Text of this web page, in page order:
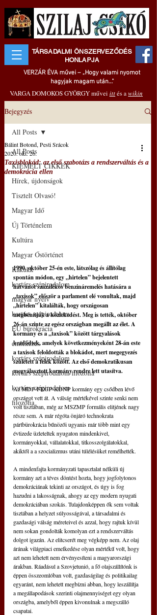
TÁRSADALMI ÖNSZERVEZŐDÉS
HONLAPJA
VERZÁR ÉVA művei – „Hogy valami nyomot
hagyjak magam után..."
VARGA DOMOKOS GYÖRGY művei ittés awikin
Bejegyzés
All Posts
KIEMELT CIKKEK
Hírek, újdonságok
Tisztelt Olvasó!
Magyar Idő
Új Történelem
Kultúra
Magyar Őstörténet
Kakukk
kortárs szépirodalom
magyar nyelv
kortárs szépirodalom
EU bürokrácia
emlékezés
kortárs szépirodalom
kortárs szépirodalom filozófia
kortárs szépirodalom
filozófia
All Posts
Taxisblokád: az első szabotázs a rendszerváltás és a
demokrácia ellen
Bálint Botond, Pesti Srácok
2020. okt. 26.
1990. október 25-én este, látszólag és állítólag
spontán módon, egy „hirtelen” bejelentett
hatvanöt százalékos benzináremelés hatására a
„taxisok” először a parlament elé vonultak, majd
„hirtelen” kitalálták, hogy országosan
megbénítják a közlekedést. Meg is tették, október
26-án szinte az egész országban megállt az élet. A
kormány és a „taxisok” között tárgyalások
kezdődtek, amelyek következményeként 28-án este
a taxisok feloldották a blokádot, mert megegyezés
született a felek között. Az első demokratikusan
megválasztott kormány rendre lett utasítva.
Az MDF-FKGP-KDNP kormány egy csődben lévő
országot vett át. A válság mértékével szinte senki nem
volt tisztában, még az MSZMP formális elitjének nagy
része sem. A már régóta önjáró technokrata
pártbürokrácia bűnözői ugyanis már több mint egy
évtizede üzleteltek nyugaton mindenkivel,
kormányokkal, vállalatokkal, titkosszolgálatokkal,
akiktől a a szocializmus utáni túlélésüket remélhették.
A mindenfajta kormányzati tapasztalat nélküli új
kormány azt a téves döntést hozta, hogy jogfolytonos
demokráciának tekinti az országot, és úgy is fog
hazudni a lakosságnak, ahogy az egy modern nyugati
demokráciában szokás. Tulajdonképpen ők sem voltak
tisztában a helyzet súlyosságával, a társadalmi és
gazdasági válság méreteivel és azzal, hogy rajtuk kívül
nem sokan gondolták komolyan ezt a rendszerváltás
dolgot igazán. Az elitcserét meg végképp nem. Az olaj
árának világpiaci emelkedése olyan mértékű volt, hogy
azt nem lehetett nem érvényesíteni a magyarországi
árakban. Ráadásul a Szovjetunió, a fő olajszállítónk is
éppen összeomlóban volt, gazdaságilag és politikailag
egyaránt, nem lehetett megbízni abban, hogy leszállítja
a megállapodások szerinti olajmennyiséget egy olyan
országba, amelyből éppen kivonulnak a megszálló
csapatai.